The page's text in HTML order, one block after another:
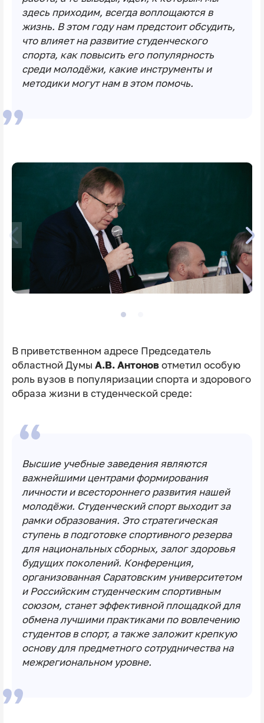
здесь приходим, всегда воплощаются в
жизнь. В этом году нам предстоит обсудить,
что влияет на развитие студенческого
спорта, как повысить его популярность
среди молодёжи, какие инструменты и
методики могут нам в этом помочь.
В приветственном адресе Председатель
областной Думы А.В. Антоновотметил особую
роль вузов в популяризации спорта и здорового
образа жизни в студенческой среде:
Высшие учебные заведения являются
важнейшими центрами формирования
личности и всестороннего развития нашей
молодёжи. Студенческий спорт выходит за
рамки образования. Это стратегическая
ступень в подготовке спортивного резерва
для национальных сборных, залог здоровья
будущих поколений. Конференция,
организованная Саратовским университетом
и Российским студенческим спортивным
союзом, станет эффективной площадкой для
обмена лучшими практиками по вовлечению
студентов в спорт, а также заложит крепкую
основу для предметного сотрудничества на
межрегиональном уровне.